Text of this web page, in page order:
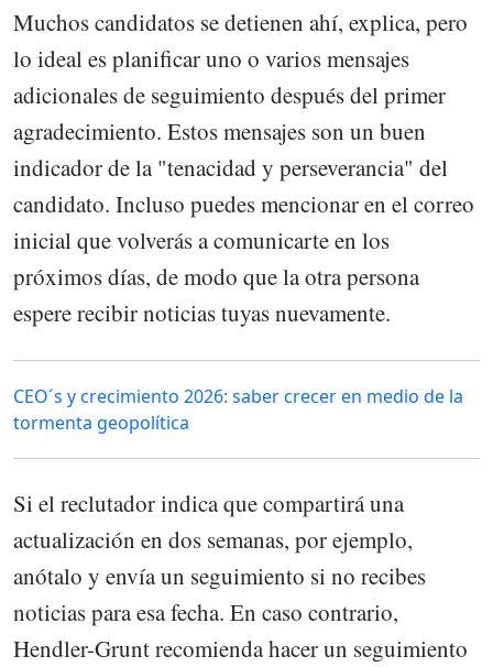
Muchos candidatos se detienen ahí, explica, pero
lo ideal es planificar uno o varios mensajes
adicionales de seguimiento después del primer
agradecimiento. Estos mensajes son un buen
indicador de la "tenacidad y perseverancia" del
candidato. Incluso puedes mencionar en el correo
inicial que volverás a comunicarte en los
próximos días, de modo que la otra persona
espere recibir noticias tuyas nuevamente.
CEO´s y crecimiento 2026: saber crecer en medio de la
tormenta geopolítica
Si el reclutador indica que compartirá una
actualización en dos semanas, por ejemplo,
anótalo y envía un seguimiento si no recibes
noticias para esa fecha. En caso contrario,
Hendler-Grunt recomienda hacer un seguimiento